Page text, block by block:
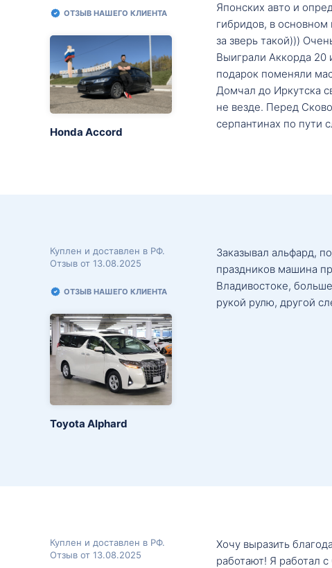
ОТЗЫВ НАШЕГО КЛИЕНТА
Honda Accord
Японских авто и
гибридов, в основном
за зверь такой)))
Выиграли Аккорда 20
подарок поменяли
Домчал до Иркутска
не везде. Перед
серпантинах по пути
Куплен и доставлен в РФ.
Отзыв от 13.08.2025
ОТЗЫВ НАШЕГО КЛИЕНТА
Toyota Alphard
Заказывал альфард,
праздников машина
Владивостоке,
рукой рулю, другой
Куплен и доставлен в РФ.
Отзыв от 13.08.2025
Хочу выразить
работают! Я работал